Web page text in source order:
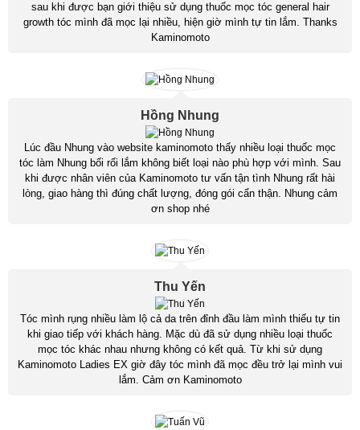
sau khi được bạn giới thiệu sử dụng thuốc mọc tóc general hair
growth tóc mình đã mọc lại nhiều, hiện giờ mình tự tin lắm. Thanks
Kaminomoto
Hồng Nhung
Lúc đầu Nhung vào website kaminomoto thấy nhiều loại thuốc mọc
tóc làm Nhung bối rối lắm không biết loại nào phù hợp với mình. Sau
khi được nhân viên của Kaminomoto tư vấn tận tình Nhung rất hài
lòng, giao hàng thì đúng chất lượng, đóng gói cẩn thận. Nhung cảm
ơn shop nhé
Thu Yến
Tóc mình rụng nhiều làm lộ cả da trên đỉnh đầu làm mình thiếu tự tin
khi giao tiếp với khách hàng. Mặc dù đã sử dụng nhiều loại thuốc
mọc tóc khác nhau nhưng không có kết quả. Từ khi sử dụng
Kaminomoto Ladies EX giờ đây tóc mình đã mọc đều trở lại mình vui
lắm. Cảm ơn Kaminomoto